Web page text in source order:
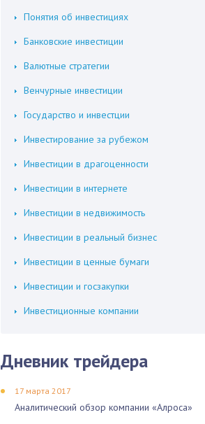
Понятия об инвестициях
Банковские инвестиции
Валютные стратегии
Венчурные инвестиции
Государство и инвестции
Инвестирование за рубежом
Инвестиции в драгоценности
Инвестиции в интернете
Инвестиции в недвижимость
Инвестиции в реальный бизнес
Инвестиции в ценные бумаги
Инвестиции и госзакупки
Инвестиционные компании
Дневник трейдера
17 марта 2017
Аналитический обзор компании «Алроса»